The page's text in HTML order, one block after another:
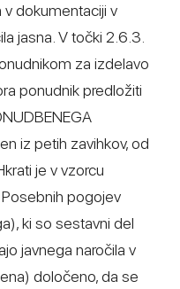
dokumentaciji v
jasna. V točki 2.6.3.
za izdelavo
ponudnik predložiti
iz petih zavihkov, od
je v vzorcu
pogojev
ki so sestavni del
javnega naročila v
določeno, da se